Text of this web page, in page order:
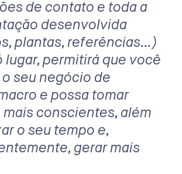
de contato e toda a
desenvolvida
plantas, referências…)
lugar, permitirá que você
seu negócio de
e possa tomar
conscientes, além
o seu tempo e,
gerar mais